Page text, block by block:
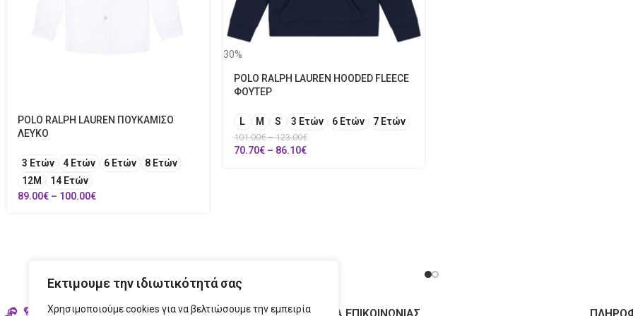
Εκτιμουμε την ιδιωτικότητά σας
Χρησιμοποιούμε cookies για να βελτιώσουμε την εμπειρία
POLO RALPH LAUREN ΠΟΥΚΑΜΙΣΟ
ΛΕΥΚΟ
3 Ετών 4 Ετών 6 Ετών
8 Ετών
12Μ
14 Ετών
89.00€ – 100.00€
30%
POLO RALPH LAUREN HOODED FLEECE
ΦΟΥΤΕΡ
L M S 3 Ετών 6 Ετών 7 Ετών
101.00€ – 123.00€
70.70€ – 86.10€